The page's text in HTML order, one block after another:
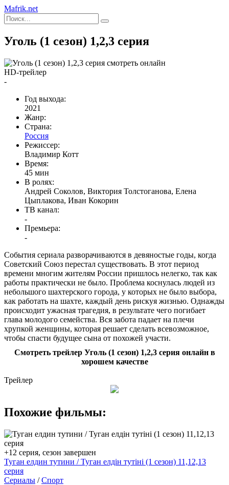
Mafrik.net
Уголь (1 сезон) 1,2,3 серия
HD-трейлер
-
Год выхода:
2021
Жанр:
Страна:
Россия
Режиссер:
Владимир Котт
Время:
45 мин
В ролях:
Андрей Соколов, Виктория Толстоганова, Елена
Цыплакова, Иван Кокорин
ТВ канал:
-
Премьера:
-
События сериала разворачиваются в девяностые годы, когда
Советский Союз перестал существовать. В этот период
времени многим жителям России пришлось нелегко, так как
работы практически не было. Проблема коснулась людей из
небольшого шахтерского города, у которых не было выбора,
как работать на шахте, каждый день рискуя жизнью. Однажды
происходит ужасная трагедия, в результате чего погибает
глава молодого семейства. Вся забота падает на плечи
хрупкой женщины, которая решает сделать всевозможное,
чтобы спасти будущее сына от похожей участи.
Смотреть трейлер Уголь (1 сезон) 1,2,3 серия онлайн в
хорошем качестве
Трейлер
Похожие фильмы:
+12 серия, сезон завершен
Туган елдин тутини / Туган елдін тутіні (1 сезон) 11,12,13
серия
Сериалы /Спорт